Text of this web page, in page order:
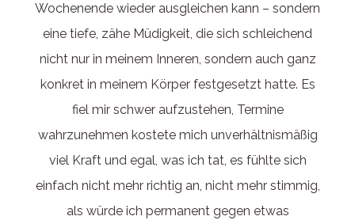
Wochenende wieder ausgleichen kann – sondern
eine tiefe, zähe Müdigkeit, die sich schleichend
nicht nur in meinem Inneren, sondern auch ganz
konkret in meinem Körper festgesetzt hatte. Es
fiel mir schwer aufzustehen, Termine
wahrzunehmen kostete mich unverhältnismäßig
viel Kraft und egal, was ich tat, es fühlte sich
einfach nicht mehr richtig an, nicht mehr stimmig,
als würde ich permanent gegen etwas